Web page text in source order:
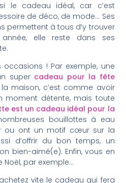
le cadeau idéal, car c’est
de déco, de mode… Ses
permettent à tous d’y trouver
elle reste dans ses
! Par exemple, une
super cadeau pour la fête
la maison, c’est comme avoir
moment détente, mais toute
est un cadeau idéal pour la
bouillottes à eau
ou ont un motif cœur sur la
d’offrir du bon temps, un
bien-aimé(e). Enfin, vous en
Noël, par exemple…
vite le cadeau qui fera